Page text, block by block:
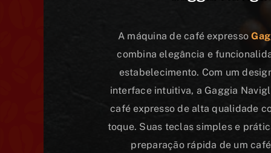
A máquina de café expresso
combina elegância e
estabelecimento. Com um
interface intuitiva, a Gaggia
café expresso de alta qualidade
toque. Suas teclas simples e
preparação rápida de um